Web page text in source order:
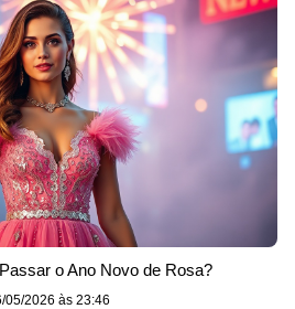
o Ano Novo de Rosa?
05/2026 às 23:46